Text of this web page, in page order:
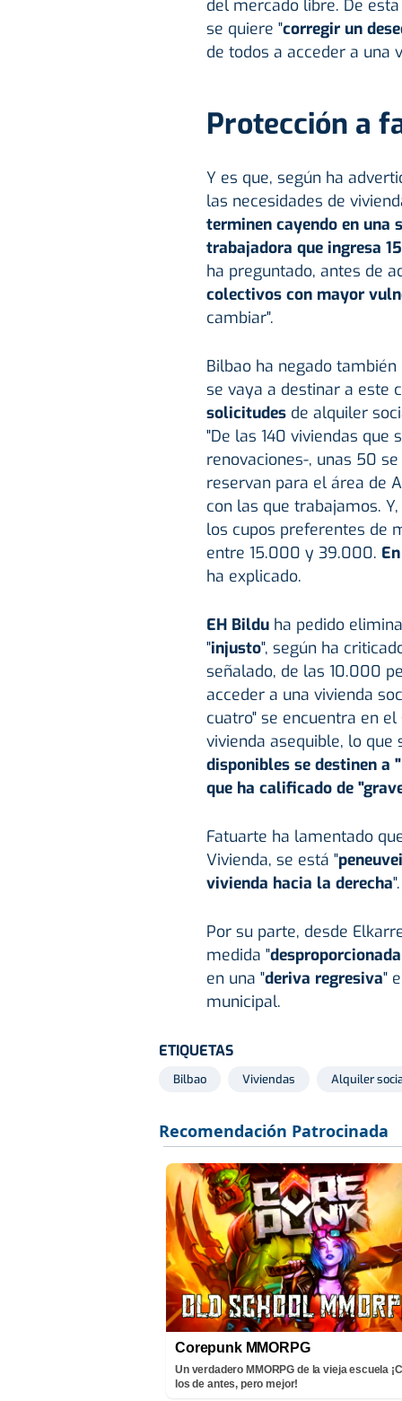
del mercado libre. De
se quiere "corregir un
de todos a acceder a una
Protección a
Y es que, según ha
las necesidades de
terminen cayendo en una
trabajadora que ingresa
ha preguntado, antes de
colectivos con mayor
cambiar".
Bilbao ha negado
se vaya a destinar a este
solicitudesde alquiler
"De las 140 viviendas que
renovaciones-, unas 50
reservan para el área de
con las que trabajamos.
los cupos preferentes de
entre 15.000 y 39.000.
ha explicado.
EH Bilduha pedido
"injusto", según ha
señalado, de las 10.000
acceder a una vivienda
cuatro" se encuentra en
vivienda asequible, lo que
disponibles se destinen a
que ha calificado de
Fatuarte ha lamentado
Vivienda, se está "
vivienda hacia la derecha".
Por su parte, desde
medida "
en una "deriva regresiva"
municipal.
ETIQUETAS
Bilbao Viviendas Alquiler
Corepunk MMORPG
Un verdadero MMORPG de la vieja escuela
los de antes, pero mejor!